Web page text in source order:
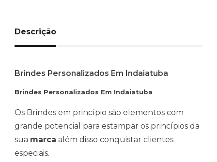
Descrição
Brindes Personalizados Em Indaiatuba
Brindes Personalizados Em Indaiatuba
Os Brindes em princípio são elementos com
grande potencial para estampar os princípios da
sua marca além disso conquistar clientes
especiais.